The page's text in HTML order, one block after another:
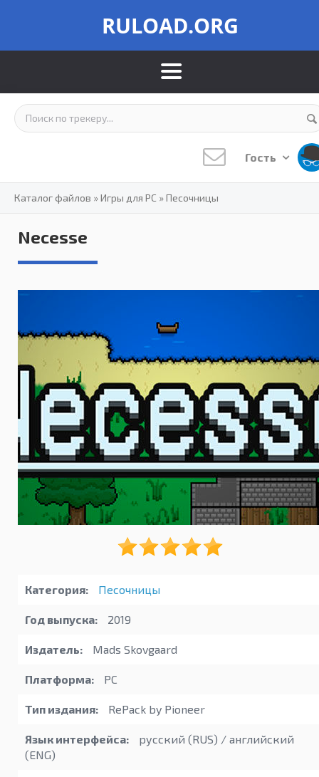
RULOAD.ORG
Гость
Каталог файлов »Игры для PC »Песочницы
Necesse
Категория: Песочницы
Год выпуска: 2019
Издатель: Mads Skovgaard
Платформа: PC
Тип издания: RePack by Pioneer
Язык интерфейса:
русский (RUS) / английский
(ENG)